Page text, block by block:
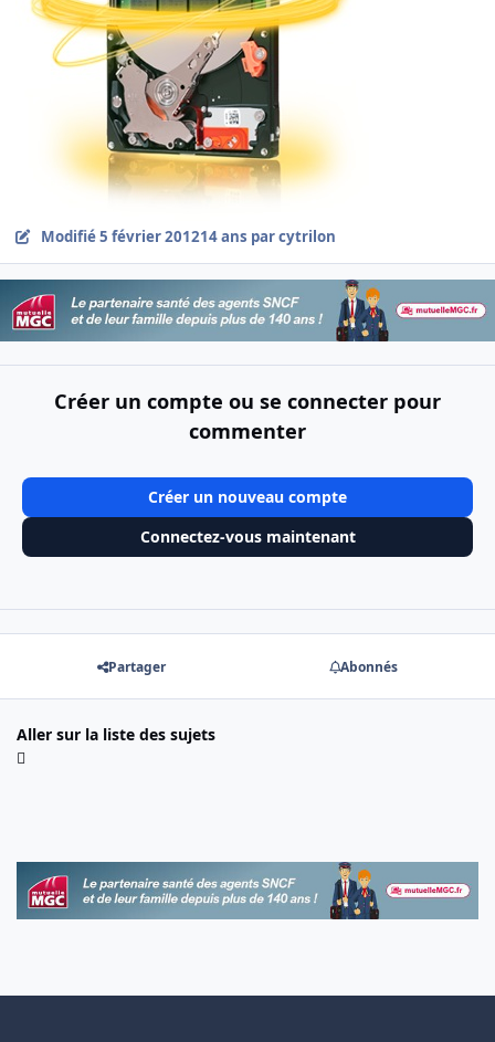
Modifié5 février 201214 ans par cytrilon
Créer un compte ou se connecter pour
commenter
Créer un nouveau compte
Connectez-vous maintenant
Partager Abonnés
Aller sur la liste des sujets